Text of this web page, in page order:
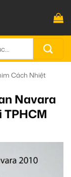
Cách Nhiệt
Navara
TPHCM